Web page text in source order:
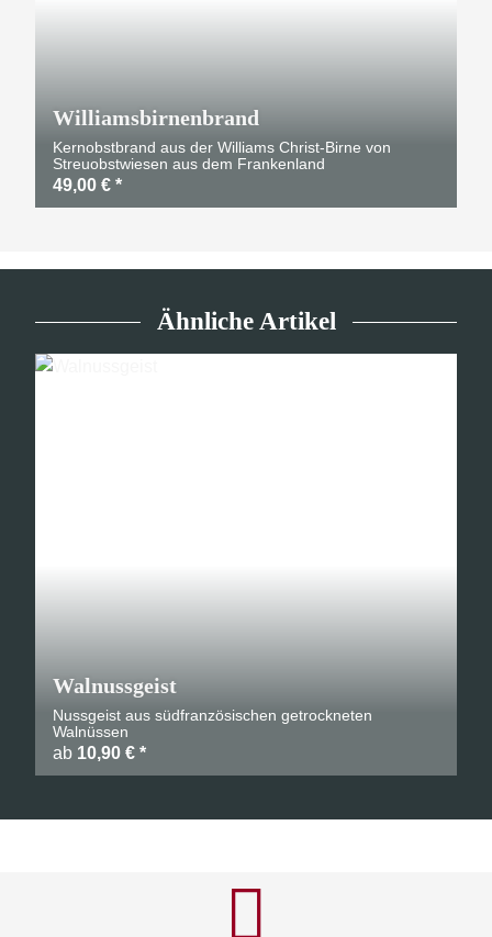
Williamsbirnenbrand
Kernobstbrand aus der Williams Christ-Birne von
Streuobstwiesen aus dem Frankenland
49,00 € *
Ähnliche Artikel
Walnussgeist
Nussgeist aus südfranzösischen getrockneten
Walnüssen
ab 10,90 € *